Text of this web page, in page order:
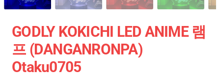
GODLY KOKICHI LED ANIME 램
프 (DANGANRONPA)
Otaku0705